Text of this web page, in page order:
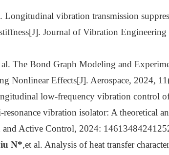
vibration transmission
Journal of Vibration
The Bond Graph Modeling and
Nonlinear Effects[J]. Aerospace, 2024,
low-frequency vibration control of
vibration isolator: A theoretical
Active Control, 2024:
N*,et al. Analysis of heat transfer